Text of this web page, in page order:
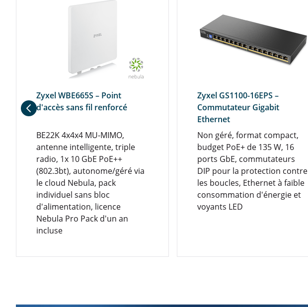
Zyxel WBE665S – Point
d'accès sans fil renforcé
BE22K 4x4x4 MU-MIMO,
antenne intelligente, triple
radio, 1x 10 GbE PoE++
(802.3bt), autonome/géré via
le cloud Nebula, pack
individuel sans bloc
d'alimentation, licence
Nebula Pro Pack d'un an
incluse
Zyxel GS1100-16EPS –
Commutateur Gigabit
Ethernet
Non géré, format compact,
budget PoE+ de 135 W, 16
ports GbE, commutateurs
DIP pour la protection contre
les boucles, Ethernet à faible
consommation d'énergie et
voyants LED